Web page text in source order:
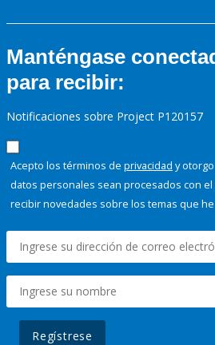
Manténgase
para recibir:
Notificaciones sobre Project P120157
Acepto los términos de privacidad y
datos personales sean procesados con
recibir novedades sobre los temas que
Regístrese